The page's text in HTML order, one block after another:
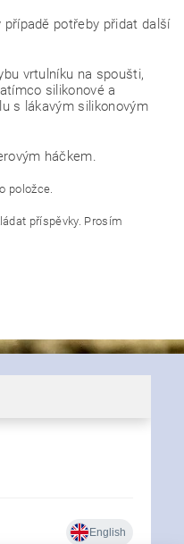
případě potřeby přidat další
vrtulníku na spoušti,
silikonové a
s lákavým silikonovým
háčkem.
položce.
příspěvky. Prosím